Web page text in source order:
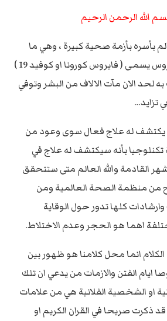
الله الرحمن الرحيم
بأسره بأزمة صحية كبيرة ، وهي ما
نشهده من تفشي فايروس يسمى ( فايروس كورونا او كوفيد 19 )
لحد الان مآت الالاف من البشر وتوفي
تزايد…
يكتشف له علاج فعال سوى وعود من
بأنه سيكتشف له علاج في
القادمة والله العالم متى ستتحقق
من منظمة الصحة العالمية ومن
كلها تدور حول الوقاية
اهما هو الحجر وعدم الاختلاط.
انما محل كلامنا هو ظهور بين
ايام الفتن والازمات من يدعي ان تلك
او الشخصية الفلانية هي من علامات
قد ذكرت صريحا في القران الكريم او